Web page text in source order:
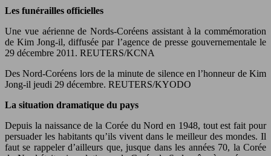
Les funérailles officielles
Une vue aérienne de Nords-Coréens assistant à la commémoration
de Kim Jong-il, diffusée par l’agence de presse gouvernementale le
29 décembre 2011. REUTERS/KCNA
Des Nord-Coréens lors de la minute de silence en l’honneur de Kim
Jong-il jeudi 29 décembre. REUTERS/KYODO
La situation dramatique du pays
Depuis la naissance de la Corée du Nord en 1948, tout est fait pour
persuader les habitants qu’ils vivent dans le meilleur des mondes. Il
faut se rappeler d’ailleurs que, jusque dans les années 70, la Corée